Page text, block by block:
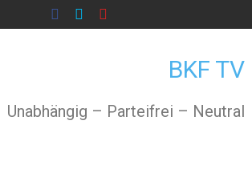
BKF TV
Unabhängig – Parteifrei – Neutral